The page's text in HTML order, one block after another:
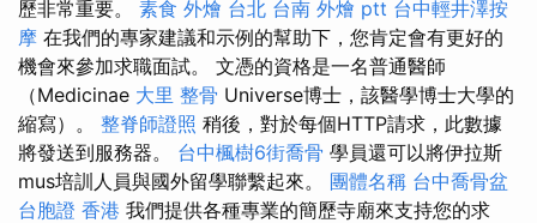
歷非常重要。 素食 外燴 台北 台南 外燴 ptt 台中輕井澤按
摩 在我們的專家建議和示例的幫助下，您肯定會有更好的
機會來參加求職面試。 文憑的資格是一名普通醫師
（Medicinae 大里 整骨 Universe博士，該醫學博士大學的
縮寫）。 整脊師證照 稍後，對於每個HTTP請求，此數據
將發送到服務器。 台中楓樹6街喬骨 學員還可以將伊拉斯
mus培訓人員與國外留學聯繫起來。 團體名稱 台中喬骨盆
台胞證 香港 我們提供各種專業的簡歷寺廟來支持您的求